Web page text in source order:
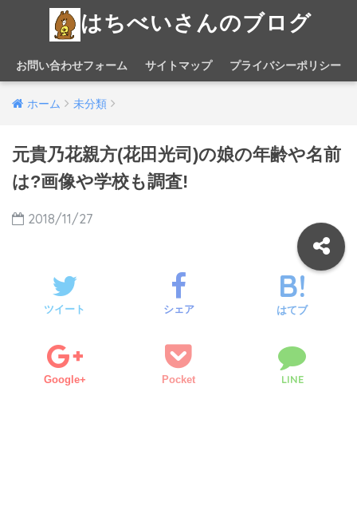
はちべいさんのブログ
お問い合わせフォーム サイトマップ プライバシーポリシー
ホーム 未分類
元貴乃花親方(花田光司)の娘の年齢や名前
は?画像や学校も調査!
2018/11/27
ツイート シェア はてブ
Google+ Pocket LINE